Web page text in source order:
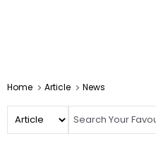
Home Article News